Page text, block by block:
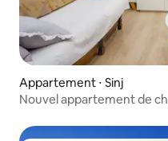
Appartement ⋅ Sinj
Nouvel appartement de